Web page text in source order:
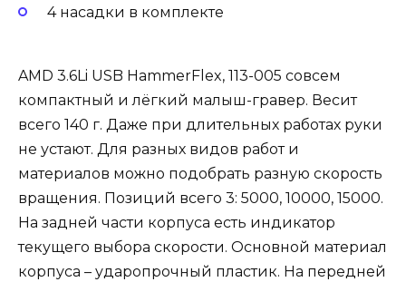
4 насадки в комплекте
AMD 3.6Li USB HammerFlex, 113-005 совсем
компактный и лёгкий малыш-гравер. Весит
всего 140 г. Даже при длительных работах руки
не устают. Для разных видов работ и
материалов можно подобрать разную скорость
вращения. Позиций всего 3: 5000, 10000, 15000.
На задней части корпуса есть индикатор
текущего выбора скорости. Основной материал
корпуса – ударопрочный пластик. На передней